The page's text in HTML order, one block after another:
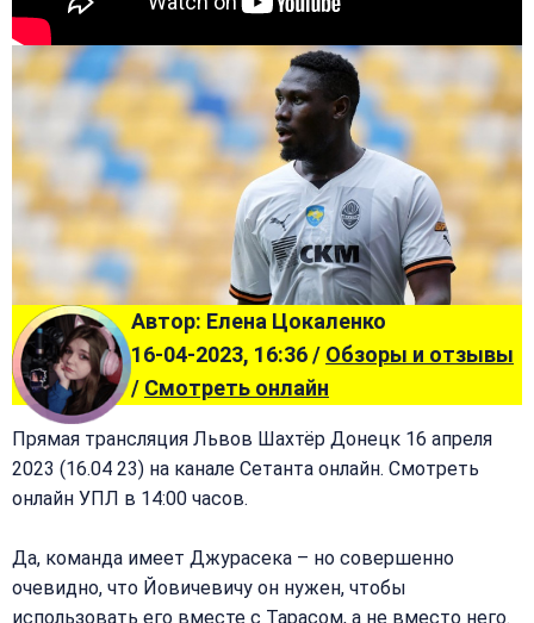
Автор: Елена Цокаленко
16-04-2023, 16:36 / Обзоры и отзывы
/ Смотреть онлайн
Прямая трансляция Львов Шахтёр Донецк 16 апреля
2023 (16.04 23) на канале Сетанта онлайн. Смотреть
онлайн УПЛ в 14:00 часов.
Да, команда имеет Джурасека – но совершенно
очевидно, что Йовичевичу он нужен, чтобы
использовать его вместе с Тарасом, а не вместо него.